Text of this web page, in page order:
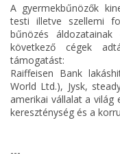
A gyermekbűnözők
testi illetve szellemi
bűnözés
következő cégek
támogatást:
Raiffeisen Bank
World Ltd.), Jysk,
amerikai vállalat a világ
kereszténység és a
---